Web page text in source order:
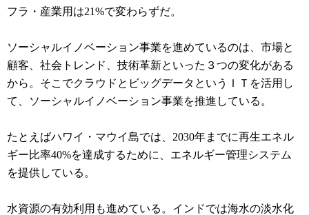
フラ・産業用は21%で変わらずだ。
ソーシャルイノベーション事業を進めているのは、市場と
顧客、社会トレンド、技術革新といった３つの変化がある
から。そこでクラウドとビッグデータというＩＴを活用し
て、ソーシャルイノベーション事業を推進している。
たとえばハワイ・マウイ島では、2030年までに再生エネル
ギー比率40%を達成するために、エネルギー管理システム
を提供している。
水資源の有効利用も進めている。インドでは海水の淡水化